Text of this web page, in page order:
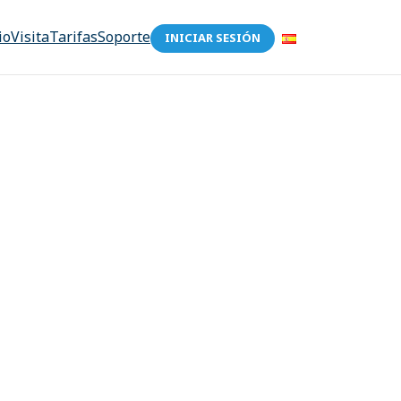
VisitaTarifasSoporte INICIAR SESIÓN